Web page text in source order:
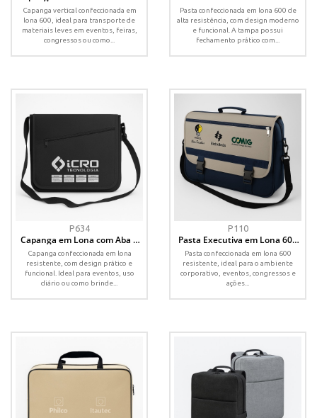
com Aba e Alça de Ombro
Capanga vertical confeccionada em
lona 600, ideal para transporte de
materiais leves em eventos, feiras,
congressos ou como...
Magnética e Alça de Ombro
Pasta confeccionada em lona 600 de
alta resistência, com design moderno
e funcional. A tampa possui
fechamento prático com...
P634
Capanga em Lona com Aba e
Bolso Frontal Diagonal
Capanga confeccionada em lona
resistente, com design prático e
funcional. Ideal para eventos, uso
diário ou como brinde...
P110
Pasta Executiva em Lona 600
com Aba, Bolso Frontal e Alça
de Ombro
Pasta confeccionada em lona 600
resistente, ideal para o ambiente
corporativo, eventos, congressos e
ações...